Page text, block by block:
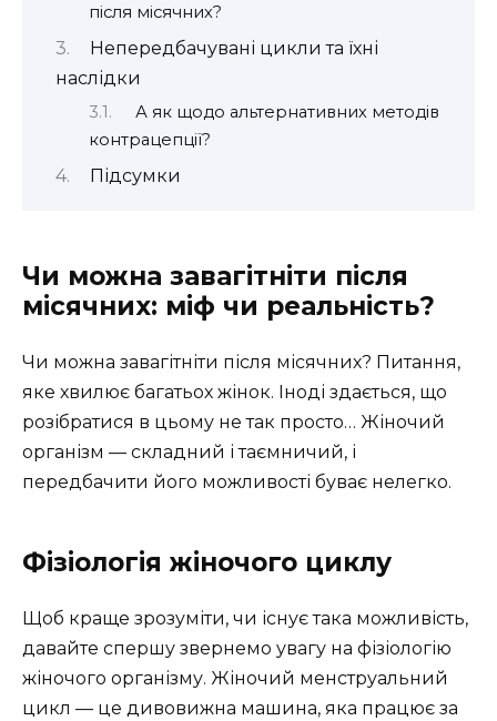
після місячних?
Непередбачувані цикли та їхні
наслідки
А як щодо альтернативних методів
контрацепції?
Підсумки
Чи можна завагітніти після
місячних: міф чи реальність?
Чи можна завагітніти після місячних? Питання,
яке хвилює багатьох жінок. Іноді здається, що
розібратися в цьому не так просто… Жіночий
організм — складний і таємничий, і
передбачити його можливості буває нелегко.
Фізіологія жіночого циклу
Щоб краще зрозуміти, чи існує така можливість,
давайте спершу звернемо увагу на фізіологію
жіночого організму. Жіночий менструальний
цикл — це дивовижна машина, яка працює за